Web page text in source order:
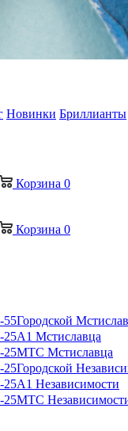
Новинки Бриллианты
Корзина 0
Корзина 0
55Городской
25A1 Мстиславца
25МТС Мстиславца
25Городской
25A1 Независимости
25МТС